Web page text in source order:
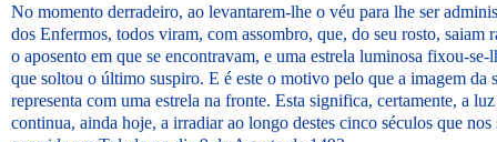
No momento derradeiro, ao levantarem-lhe o véu para lhe ser
dos Enfermos, todos viram, com assombro, que, do seu rosto, saiam
o aposento em que se encontravam, e uma estrela luminosa fixou-se-
que soltou o último suspiro. E é este o motivo pelo que a imagem da
representa com uma estrela na fronte. Esta significa, certamente, a
continua, ainda hoje, a irradiar ao longo destes cinco séculos que nos